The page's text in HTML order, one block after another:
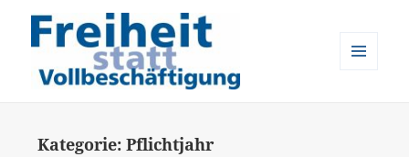
Kategorie:Pflichtjahr